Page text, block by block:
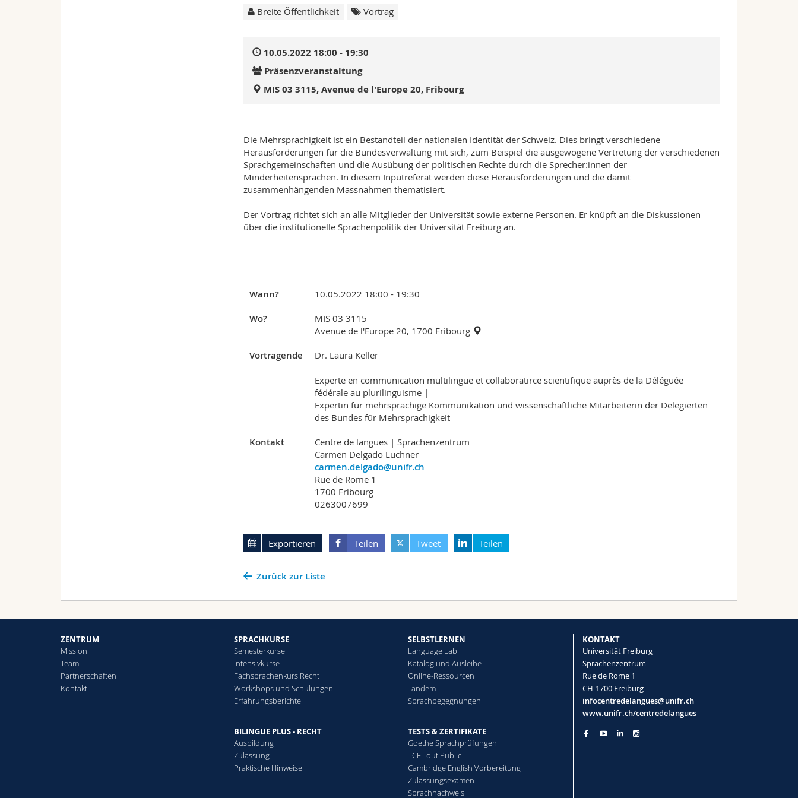
Breite Öffentlichkeit Vortrag
10.05.2022 18:00 - 19:30
Präsenzveranstaltung
MIS 03 3115, Avenue de l'Europe 20, Fribourg
Die Mehrsprachigkeit ist ein Bestandteil der nationalen Identität der Schweiz. Dies bringt verschiedene
Herausforderungen für die Bundesverwaltung mit sich, zum Beispiel die ausgewogene Vertretung der verschiedenen
Sprachgemeinschaften und die Ausübung der politischen Rechte durch die Sprecher:innen der
Minderheitensprachen. In diesem Inputreferat werden diese Herausforderungen und die damit
zusammenhängenden Massnahmen thematisiert.
Der Vortrag richtet sich an alle Mitglieder der Universität sowie externe Personen. Er knüpft an die Diskussionen
über die institutionelle Sprachenpolitik der Universität Freiburg an.
Wann? 10.05.2022 18:00 - 19:30
Wo?
MIS 03 3115
Avenue de l'Europe 20, 1700 Fribourg
Vortragende Dr. Laura Keller
Experte en communication multilingue et collaboratirce scientifique auprès de la Déléguée
fédérale au plurilinguisme |
Expertin für mehrsprachige Kommunikation und wissenschaftliche Mitarbeiterin der Delegierten
des Bundes für Mehrsprachigkeit
Kontakt
Centre de langues | Sprachenzentrum
Carmen Delgado Luchner
carmen.delgado@unifr.ch
Rue de Rome 1
1700 Fribourg
0263007699
Exportieren Teilen Tweet Teilen
Zurück zur Liste
ZENTRUM
Mission
Team
Partnerschaften
Kontakt
SPRACHKURSE
Semesterkurse
Intensivkurse
Fachsprachenkurs Recht
Workshops und Schulungen
Erfahrungsberichte
BILINGUE PLUS - RECHT
Ausbildung
Zulassung
Praktische Hinweise
SELBSTLERNEN
Language Lab
Katalog und Ausleihe
Online-Ressourcen
Tandem
Sprachbegegnungen
TESTS & ZERTIFIKATE
Goethe Sprachprüfungen
TCF Tout Public
Cambridge English Vorbereitung
Zulassungsexamen
Sprachnachweis
KONTAKT
Universität Freiburg
Sprachenzentrum
Rue de Rome 1
CH-1700 Freiburg
infocentredelangues@unifr.ch
www.unifr.ch/centredelangues